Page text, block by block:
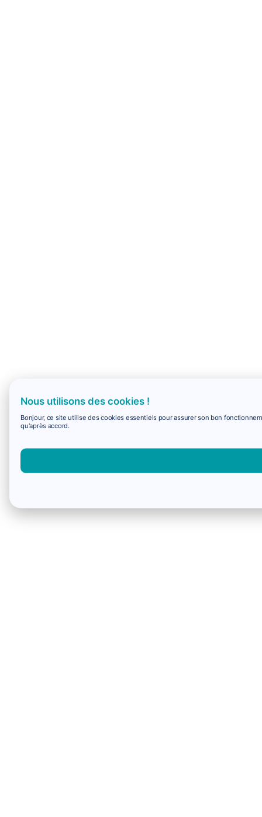
Nous utilisons des cookies !
Bonjour, ce site utilise des cookies essentiels pour assurer son bon
qu'après accord.